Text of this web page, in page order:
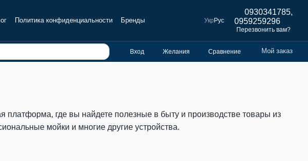
Политика конфиденциальности
Бренды
Укр Рус
0930341785,
0959259296
Перезвонить вам?
Вход Желания Сравнение Мой заказ
платформа, где вы найдете полезные в быту и производстве товары из
мойки и многие другие устройства.